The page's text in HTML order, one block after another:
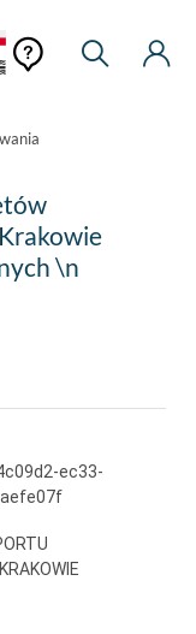
Pomoc
kontekstowa
Pomoc
Moje
\n
ec33-